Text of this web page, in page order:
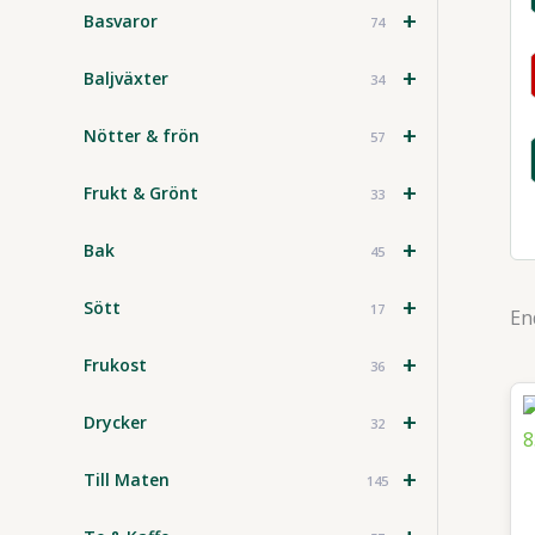
+
Basvaror 74
+
Baljväxter 34
+
Nötter & frön 57
+
Frukt & Grönt 33
+
Bak 45
+
Sött 17
+
Frukost 36
+
Drycker 32
+
Till Maten 145